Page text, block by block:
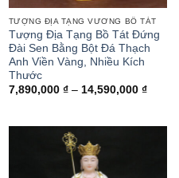
TƯỢNG ĐỊA TẠNG VƯƠNG BỒ TÁT
Tượng Địa Tạng Bồ Tát Đứng
Đài Sen Bằng Bột Đá Thạch
Anh Viền Vàng, Nhiều Kích
Thước
7,890,000 ₫ – 14,590,000 ₫